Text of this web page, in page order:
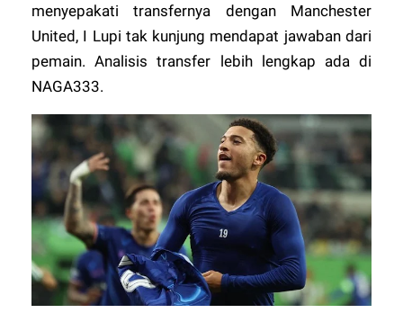
menyepakati transfernya dengan Manchester
United, I Lupi tak kunjung mendapat jawaban dari
pemain.Analisis transfer lebih lengkap ada di
NAGA333.